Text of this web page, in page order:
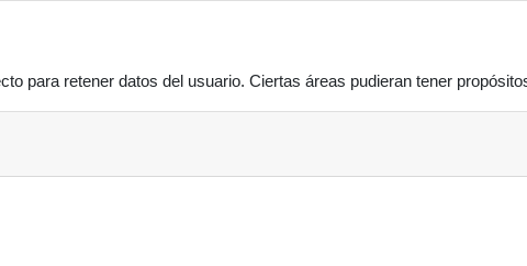
para retener datos del usuario. Ciertas áreas pudieran tener